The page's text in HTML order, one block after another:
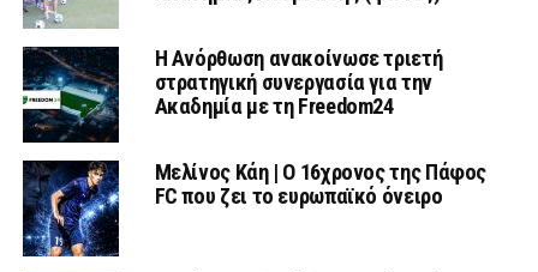
Η Ανόρθωση ανακοίνωσε τριετή
στρατηγική συνεργασία για την
Ακαδημία με τη Freedom24
Μελίνος Κάη | Ο 16χρονος της Πάφος
FC που ζει το ευρωπαϊκό όνειρο